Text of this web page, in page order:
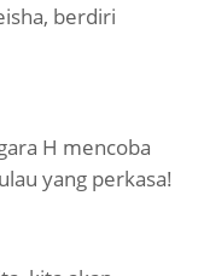
berdiri
H mencoba
yang perkasa!